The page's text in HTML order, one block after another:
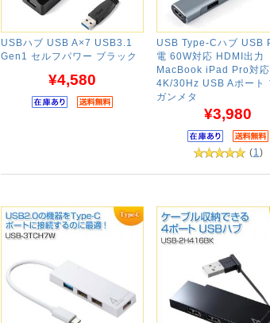
USBハブ USB A×7 USB3.1
Gen1 セルフパワー ブラック
¥4,580
USB Type-Cハブ USB
電 60W対応 HDMI出力
MacBook iPad Pro対応
4K/30Hz USB Aポート
ガンメタ
¥3,980
(1 )